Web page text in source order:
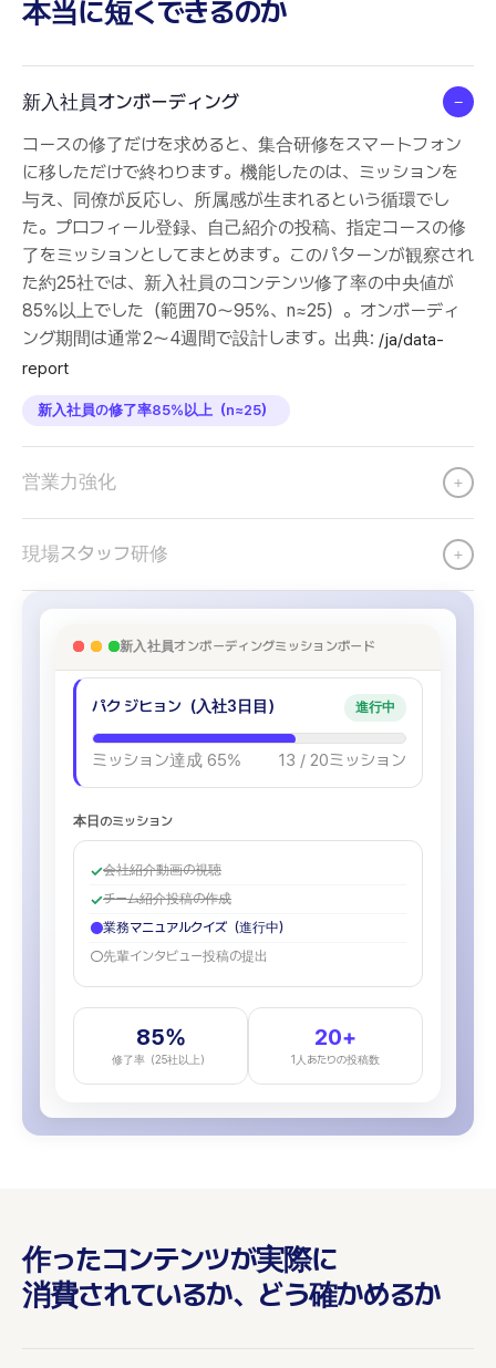
本当に短くできるのか
新入社員オンボーディング −
コースの修了だけを求めると、集合研修をスマートフォン
に移しただけで終わります。機能したのは、ミッションを
与え、同僚が反応し、所属感が生まれるという循環でし
た。プロフィール登録、自己紹介の投稿、指定コースの修
了をミッションとしてまとめます。このパターンが観察され
た約25社では、新入社員のコンテンツ修了率の中央値が
85%以上でした（範囲70〜95%、n≈25）。オンボーディ
ング期間は通常2〜4週間で設計します。出典: /ja/data-
report
新入社員の修了率85%以上（n≈25）
営業力強化 +
現場スタッフ研修 +
新入社員オンボーディングミッションボード
パク ジヒョン（入社3日目） 進行中
ミッション達成 65% 13 / 20ミッション
本日のミッション
✓会社紹介動画の視聴
✓チーム紹介投稿の作成
●業務マニュアルクイズ（進行中）
○先輩インタビュー投稿の提出
85%
修了率（25社以上）
20+
1人あたりの投稿数
作ったコンテンツが実際に
消費されているか、どう確かめるか